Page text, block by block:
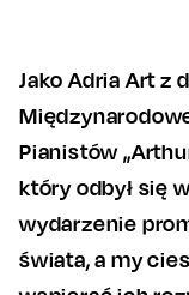
Jako Adria Art z
Pianistów
który odbył się
wydarzenie
świata, a my